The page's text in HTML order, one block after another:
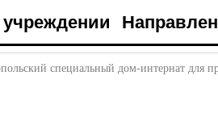
специальный дом-интернат для